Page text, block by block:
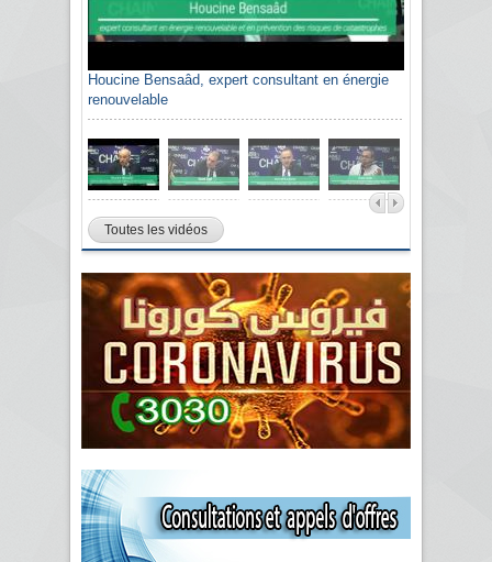
Houcine Bensaâd, expert consultant en énergie
renouvelable
Toutes les vidéos